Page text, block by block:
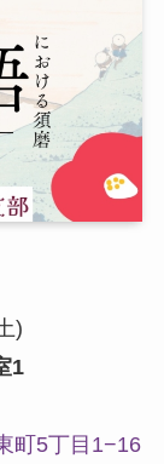
)
1
町5丁目1−16